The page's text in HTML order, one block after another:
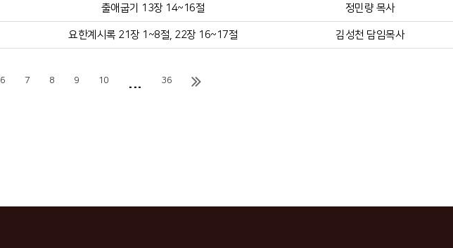
출애굽기 13장 14~16절 정민량 목사
요한계시록 21장 1~8절, 22장 16~17절 김성천 담임목사
6 7 8 9 10 ... 36